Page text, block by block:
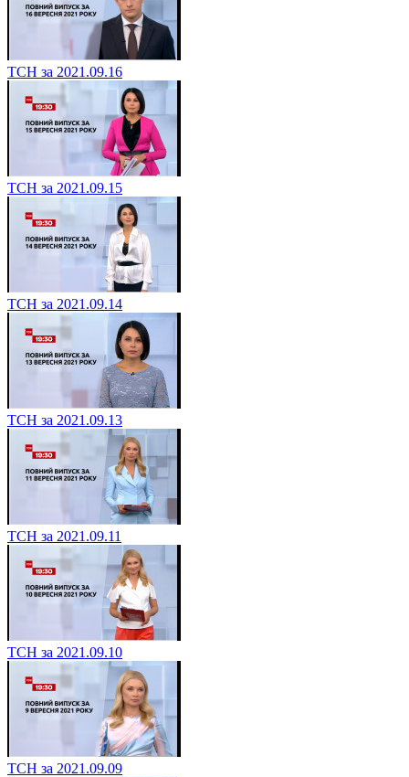
ТСН за 2021.09.16
ТСН за 2021.09.15
ТСН за 2021.09.14
ТСН за 2021.09.13
ТСН за 2021.09.11
ТСН за 2021.09.10
ТСН за 2021.09.09